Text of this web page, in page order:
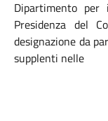
Dipartimento per
Presidenza del
designazione da
supplenti nelle